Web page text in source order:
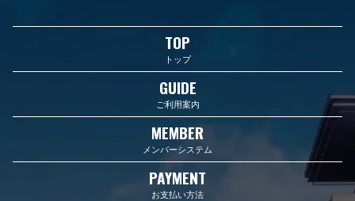
TOP
トップ
GUIDE
ご利用案内
MEMBER
メンバーシステム
PAYMENT
お支払い方法